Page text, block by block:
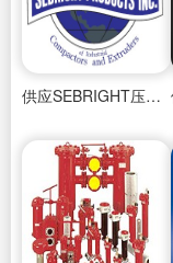
供应SEBRIGHT压实机